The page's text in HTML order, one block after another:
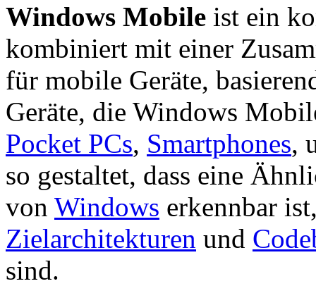
Windows Mobile ist ein
kombiniert mit einer
für mobile Geräte,
Geräte, die Windows
Pocket PCs, Smartphones,
so gestaltet, dass eine
von Windows erkennbar
Zielarchitekturen und
sind.